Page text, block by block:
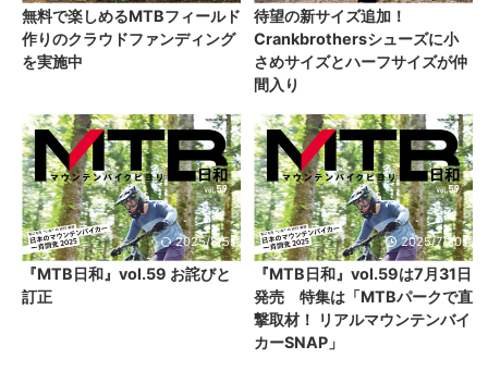
無料で楽しめるMTBフィールド
作りのクラウドファンディング
を実施中
待望の新サイズ追加！
Crankbrothersシューズに小
さめサイズとハーフサイズが仲
間入り
2025/8/5
『MTB日和』vol.59 お詫びと
訂正
2025/7/30
『MTB日和』vol.59は7月31日
発売 特集は「MTBパークで直
撃取材！ リアルマウンテンバイ
カーSNAP」